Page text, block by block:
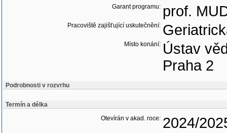
Garant programu: prof.
Pracoviště zajišťující uskutečnění:
Místo konání: Ústav
Praha 2
Podrobnosti v rozvrhu
Termín a délka
Otevírán v akad. roce: 2024/